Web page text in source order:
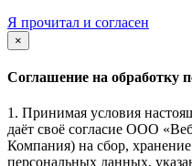
Я прочитал и согласен
×
Соглашение на обработку
1. Принимая условия
даёт своё согласие ООО
Компания) на сбор,
персональных данных,